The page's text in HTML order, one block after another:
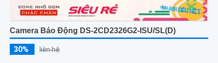
Camera Báo Động DS-2CD2326G2-ISU/SL(D)
30% liên hệ